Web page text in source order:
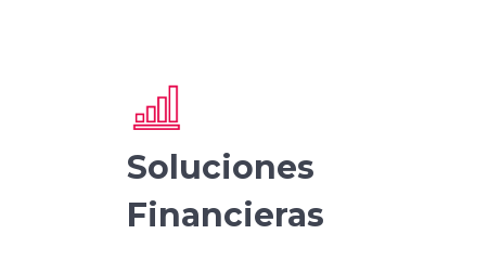
Soluciones
Financieras